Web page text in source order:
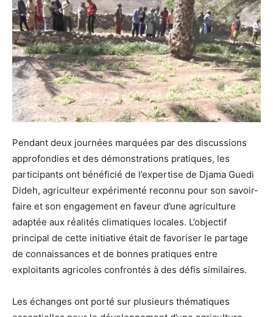
Pendant deux journées marquées par des discussions
approfondies et des démonstrations pratiques, les
participants ont bénéficié de l’expertise de Djama Guedi
Dideh, agriculteur expérimenté reconnu pour son savoir-
faire et son engagement en faveur d’une agriculture
adaptée aux réalités climatiques locales. L’objectif
principal de cette initiative était de favoriser le partage
de connaissances et de bonnes pratiques entre
exploitants agricoles confrontés à des défis similaires.
Les échanges ont porté sur plusieurs thématiques